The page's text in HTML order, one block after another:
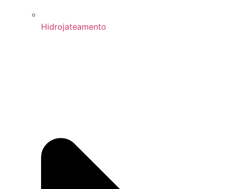
Hidrojateamento